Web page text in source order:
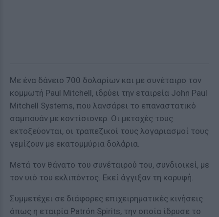
Με ένα δάνειο 700 δολαρίων και με συνέταιρο τον
κομμωτή Paul Mitchell, ιδρύει την εταιρεία John Paul
Mitchell Systems, που λανσάρει το επαναστατικό
σαμπουάν με κοντίσιονερ. Οι μετοχές τους
εκτοξεύονται, οι τραπεζικοί τους λογαριασμοί τους
γεμίζουν με εκατομμύρια δολάρια.
Μετά τον θάνατο του συνέταιρού του, συνδιοικεί, με
τον υιό του εκλιπόντος. Εκεί άγγιξαν τη κορυφή.
Συμμετέχει σε διάφορες επιχειρηματικές κινήσεις
όπως η εταιρία Patrón Spirits, την οποία ίδρυσε το